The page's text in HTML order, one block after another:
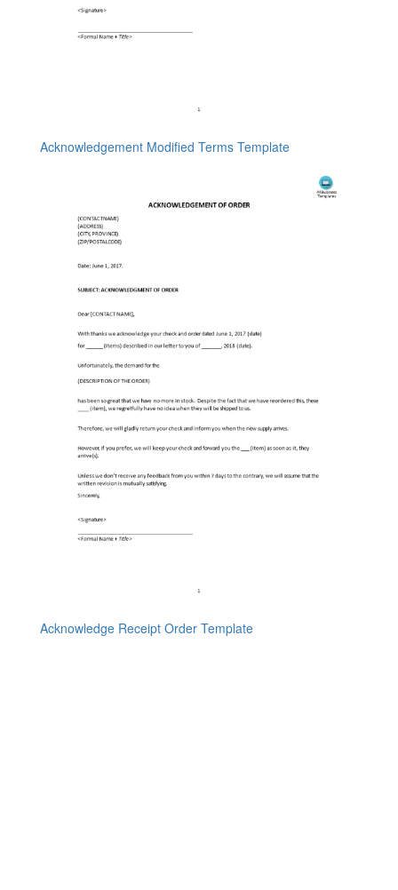
Acknowledgement Modified Terms Template
Acknowledge Receipt Order Template